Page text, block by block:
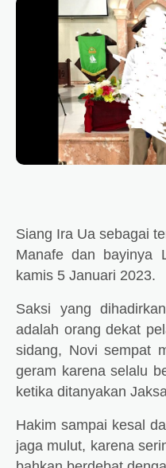
Siang Ira Ua sebagai
Manafe dan bayinya
kamis 5 Januari 2023.
Saksi yang
adalah orang dekat
sidang, Novi sempat
geram karena selalu
ketika ditanyakan
Hakim sampai kesal
jaga mulut, karena